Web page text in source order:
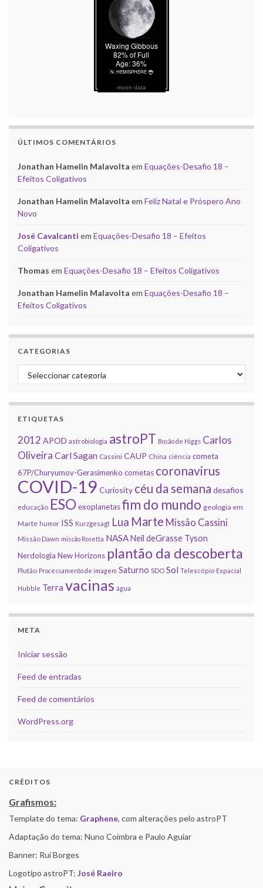
moon data
ÚLTIMOS COMENTÁRIOS
Jonathan Hamelin Malavolta em Equações-Desafio 18 –
Efeitos Coligativos
Jonathan Hamelin Malavolta em Feliz Natal e Próspero Ano
Novo
José Cavalcanti em Equações-Desafio 18 – Efeitos
Coligativos
Thomas em Equações-Desafio 18 – Efeitos Coligativos
Jonathan Hamelin Malavolta em Equações-Desafio 18 –
Efeitos Coligativos
CATEGORIAS
Categorias
ETIQUETAS
2012 APOD astrobiologia astroPT Bosão de Higgs Carlos
Oliveira Carl Sagan Cassini CAUP China ciência cometa
67P/Churyumov-Gerasimenko cometas coronavirus
COVID-19 Curiosity céu da semana desafios
educação ESOexoplanetasfim do mundo geologia em
Marte humor ISS Kurzgesagt Lua Marte Missão Cassini
Missão Dawn missão Rosetta NASANeil deGrasse Tyson
Nerdologia New Horizons plantão da descoberta
Plutão Processamento de imagem Saturno SDO Sol Telescópio Espacial
Hubble Terra vacinas água
META
Iniciar sessão
Feed de entradas
Feed de comentários
WordPress.org
CRÉDITOS
Grafismos:
Template do tema: Graphene, com alterações pelo astroPT
Adaptação do tema: Nuno Coimbra e Paulo Aguiar
Banner: Rui Borges
Logotipo astroPT: José Raeiro